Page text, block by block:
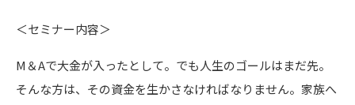
＜セミナー内容＞
M＆Aで大金が入ったとして。でも人生のゴールはまだ先。
そんな方は、その資金を生かさなければなりません。家族へ